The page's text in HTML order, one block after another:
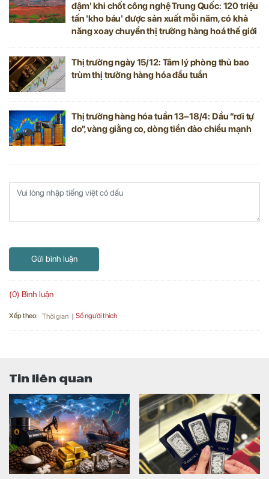
đậm' khi chốt công nghệ Trung Quốc: 120 triệu
tấn 'kho báu' được sản xuất mỗi năm, có khả
năng xoay chuyển thị trường hàng hoá thế giới
Thị trường ngày 15/12: Tâm lý phòng thủ bao
trùm thị trường hàng hóa đầu tuần
Thị trường hàng hóa tuần 13–18/4: Dầu “rơi tự
do”, vàng giằng co, dòng tiền đảo chiều mạnh
Gửi bình luận
(0) Bình luận
Xếp theo: Thời gian Số người thích
Tin liên quan